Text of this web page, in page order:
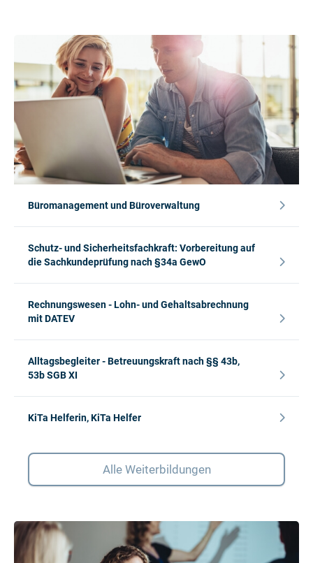
Büromanagement und Büroverwaltung
Schutz- und Sicherheitsfachkraft: Vorbereitung auf
die Sachkundeprüfung nach §34a GewO
Rechnungswesen - Lohn- und Gehaltsabrechnung
mit DATEV
Alltagsbegleiter - Betreuungskraft nach §§ 43b,
53b SGB XI
KiTa Helferin, KiTa Helfer
Alle Weiterbildungen